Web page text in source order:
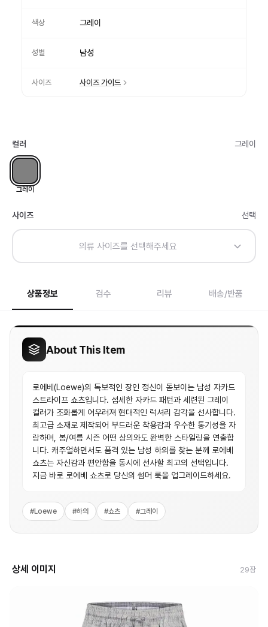
색상 그레이
성별 남성
사이즈 사이즈 가이드
컬러 그레이
그레이
사이즈 선택
의류 사이즈를 선택해주세요
상품정보 검수 리뷰 배송/반품
About This Item
로에베(Loewe)의 독보적인 장인 정신이 돋보이는 남성 자카드
스트라이프 쇼츠입니다. 섬세한 자카드 패턴과 세련된 그레이
컬러가 조화롭게 어우러져 현대적인 럭셔리 감각을 선사합니다.
최고급 소재로 제작되어 부드러운 착용감과 우수한 통기성을 자
랑하며, 봄/여름 시즌 어떤 상의와도 완벽한 스타일링을 연출합
니다. 캐주얼하면서도 품격 있는 남성 하의를 찾는 분께 로에베
쇼츠는 자신감과 편안함을 동시에 선사할 최고의 선택입니다.
지금 바로 로에베 쇼츠로 당신의 썸머 룩을 업그레이드하세요.
#Loewe #하의 #쇼츠 #그레이
상세 이미지 29장